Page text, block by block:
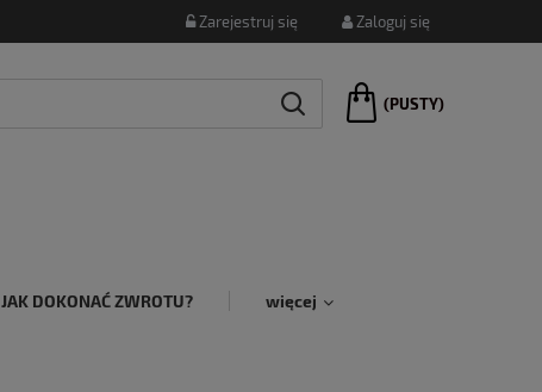
Zarejestruj się Zaloguj się
(PUSTY)
JAK DOKONAĆ ZWROTU? więcej